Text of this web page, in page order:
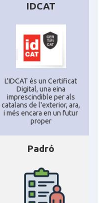
IDCAT
L'IDCAT és un Certificat
Digital, una eina
imprescindible per als
catalans de l'exterior, ara,
i més encara en un futur
proper
Padró